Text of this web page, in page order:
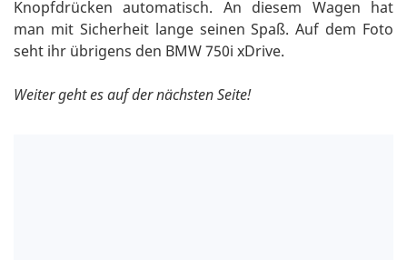
Knopfdrücken automatisch. An diesem Wagen hat
man mit Sicherheit lange seinen Spaß. Auf dem Foto
seht ihr übrigens den BMW 750i xDrive.
Weiter geht es auf der nächsten Seite!